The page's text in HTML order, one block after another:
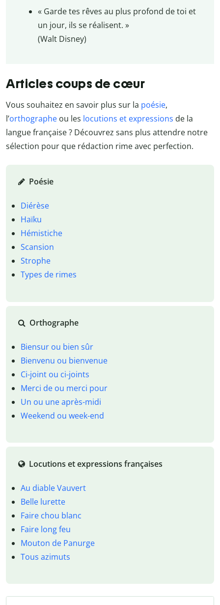
« Garde tes rêves au plus profond de toi et
un jour, ils se réalisent. »
(Walt Disney)
Articles coups de cœur
Vous souhaitez en savoir plus sur la poésie,
l’orthographe ou les locutions et expressions de la
langue française ? Découvrez sans plus attendre notre
sélection pour que rédaction rime avec perfection.
Poésie
Diérèse
Haïku
Hémistiche
Scansion
Strophe
Types de rimes
Orthographe
Biensur ou bien sûr
Bienvenu ou bienvenue
Ci-joint ou ci-joints
Merci de ou merci pour
Un ou une après-midi
Weekend ou week-end
Locutions et expressions françaises
Au diable Vauvert
Belle lurette
Faire chou blanc
Faire long feu
Mouton de Panurge
Tous azimuts